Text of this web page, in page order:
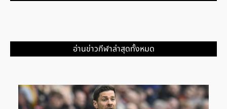
อ่านข่าวกีฬาล่าสุดทั้งหมด